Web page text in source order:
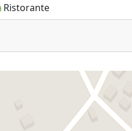
Ristorante